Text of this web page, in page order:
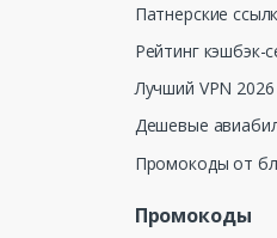
Патнерские
Рейтинг кэшбэк-
Лучший VPN 2026
Дешевые
Промокоды от
Промокоды